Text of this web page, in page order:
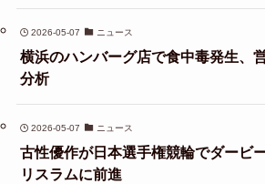
2026-05-07 ニュース
横浜のハンバーグ店で食中毒発生、
分析
2026-05-07 ニュース
古性優作が日本選手権競輪でダービ
リスラムに前進